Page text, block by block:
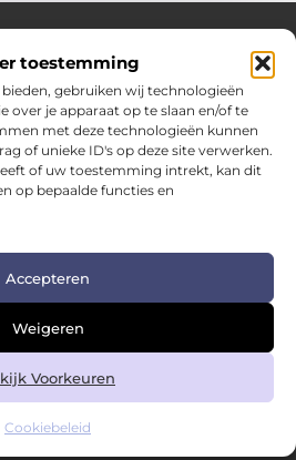
toestemming
gebruiken wij technologieën
over je apparaat op te slaan en/of te
met deze technologieën kunnen
of unieke ID's op deze site verwerken.
of uw toestemming intrekt, kan dit
op bepaalde functies en
Accepteren
Weigeren
Voorkeuren
Cookiebeleid
en handige tips voor het
selectie blogs en artikelen
en verrassende inzichten
te halen.
All Right Reserved.